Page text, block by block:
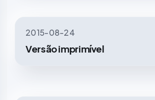
2015-08-24
Versão imprimível